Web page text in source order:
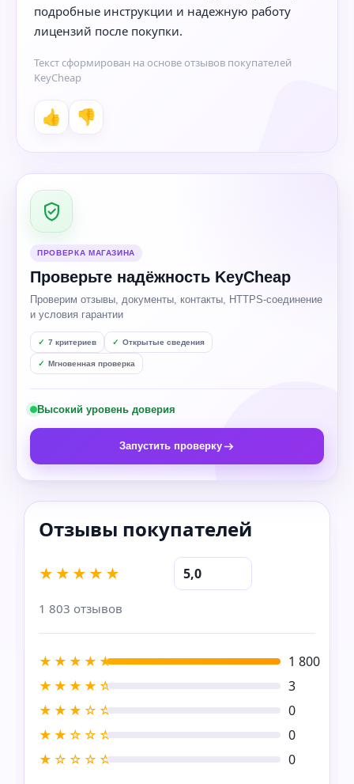
подробные инструкции и надежную работу
лицензий после покупки.
Текст сформирован на основе отзывов покупателей
KeyCheap
👍 👎
ПРОВЕРКА МАГАЗИНА
Проверьте надёжность KeyCheap
Проверим отзывы, документы, контакты, HTTPS-соединение
и условия гарантии
7 критериев Открытые сведения
Мгновенная проверка
Высокий уровень доверия
Запустить проверку
★★★★★ 5,0
1 803 отзывов
★★★★★
1 800
★★★★☆
3
★★★☆☆
0
★★☆☆☆
0
★☆☆☆☆
0